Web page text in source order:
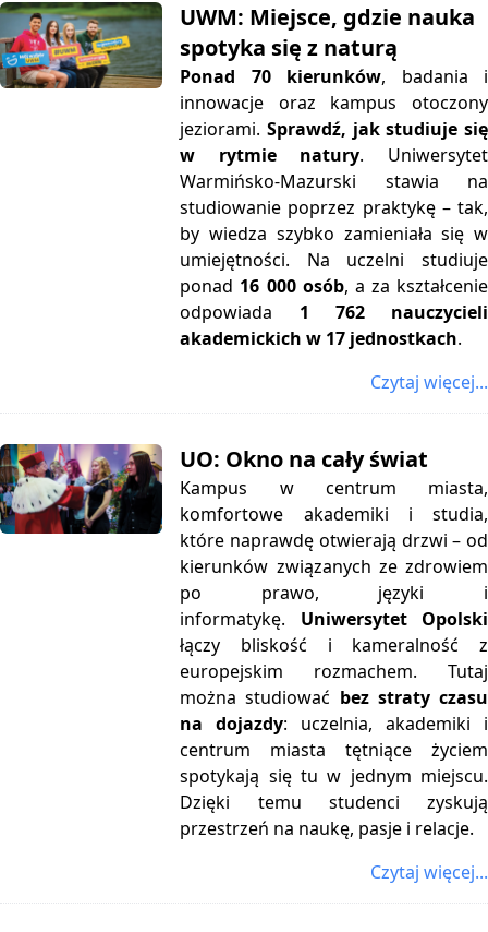
UWM: Miejsce, gdzie nauka
spotyka się z naturą
Ponad 70 kierunków, badania i
innowacje oraz kampus otoczony
jeziorami. Sprawdź, jak studiuje się
w rytmie natury. Uniwersytet
Warmińsko-Mazurski stawia na
studiowanie poprzez praktykę – tak,
by wiedza szybko zamieniała się w
umiejętności. Na uczelni studiuje
ponad 16 000 osób, a za kształcenie
odpowiada 1 762 nauczycieli
akademickich w 17 jednostkach.
Czytaj więcej...
UO: Okno na cały świat
Kampus w centrum miasta,
komfortowe akademiki i studia,
które naprawdę otwierają drzwi – od
kierunków związanych ze zdrowiem
po prawo, języki i
informatykę. Uniwersytet Opolski
łączy bliskość i kameralność z
europejskim rozmachem. Tutaj
można studiować bez straty czasu
na dojazdy: uczelnia, akademiki i
centrum miasta tętniące życiem
spotykają się tu w jednym miejscu.
Dzięki temu studenci zyskują
przestrzeń na naukę, pasje i relacje.
Czytaj więcej...